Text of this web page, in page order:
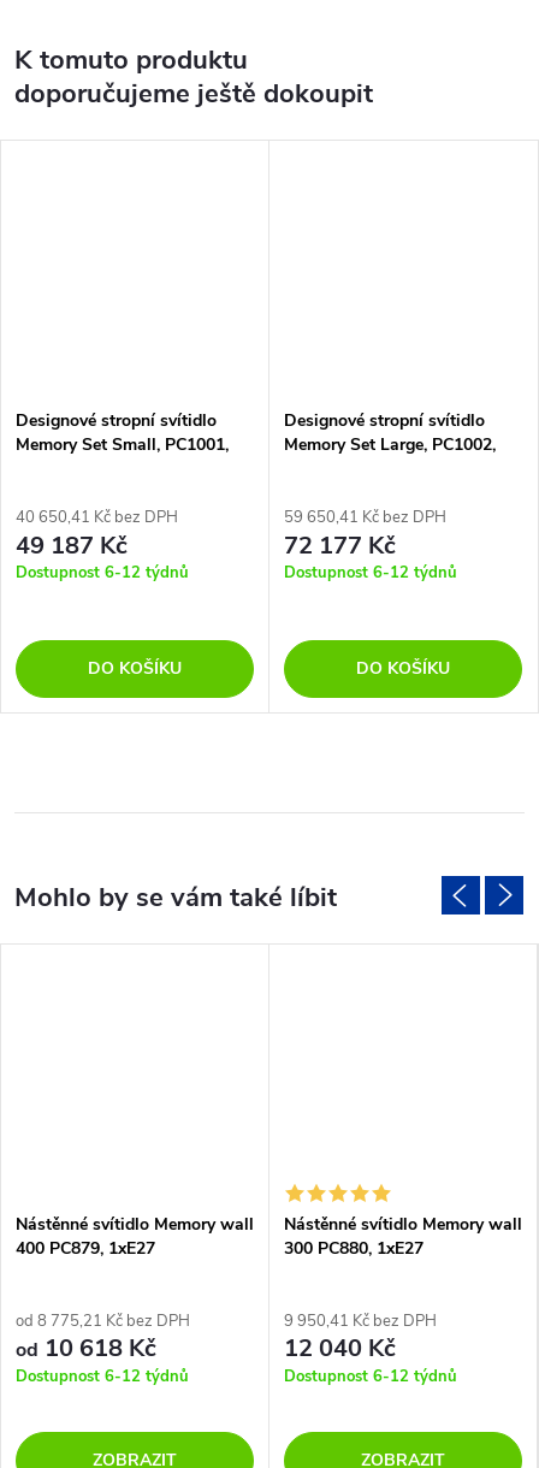
K tomuto produktu
doporučujeme ještě dokoupit
Designové stropní svítidlo
Memory Set Small, PC1001,
40 650,41 Kč bez DPH
49 187 Kč
Dostupnost 6-12 týdnů
DO KOŠÍKU
Designové stropní svítidlo
Memory Set Large, PC1002,
59 650,41 Kč bez DPH
72 177 Kč
Dostupnost 6-12 týdnů
DO KOŠÍKU
Nástěnné svítidlo Memory wall
400 PC879, 1xE27
od 8 775,21 Kč bez DPH
od 10 618 Kč
Dostupnost 6-12 týdnů
ZOBRAZIT
Nástěnné svítidlo Memory wall
300 PC880, 1xE27
9 950,41 Kč bez DPH
12 040 Kč
Dostupnost 6-12 týdnů
ZOBRAZIT